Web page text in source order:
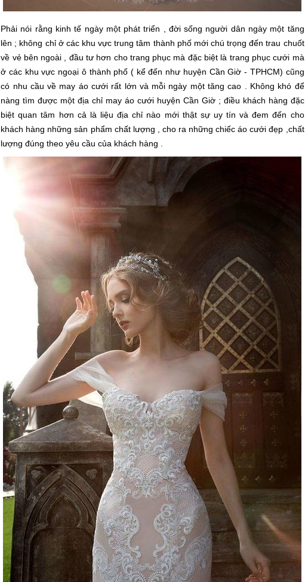
Phải nói rằng kinh tế ngày một phát triển , đời sống người dân ngày một tăng
lên ; không chỉ ở các khu vực trung tâm thành phố mới chú trọng đến trau chuốt
về vẻ bên ngoài , đầu tư hơn cho trang phục mà đặc biệt là trang phục cưới mà
ở các khu vực ngoại ô thành phố ( kể đến như huyện Cần Giờ - TPHCM) cũng
có nhu cầu về may áo cưới rất lớn và mỗi ngày một tăng cao . Không khó để
nàng tìm được một địa chỉ may áo cưới huyện Cần Giờ ; điều khách hàng đặc
biệt quan tâm hơn cả là liệu địa chỉ nào mới thật sự uy tín và đem đến cho
khách hàng những sản phẩm chất lượng , cho ra những chiếc áo cưới đẹp ,chất
lượng đúng theo yêu cầu của khách hàng .